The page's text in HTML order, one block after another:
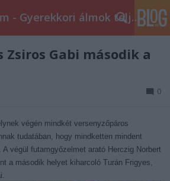
Rallye Dream - Gyerekkori álmok teljesüljetek!
Zsiros Gabi második a
0
végén mindkét versenyzőpáros
tudatában, hogy mindketten mindent
végül futamgyőzelmet arató Herczig Norbert
a második helyet kiharcoló Turán Frigyes,